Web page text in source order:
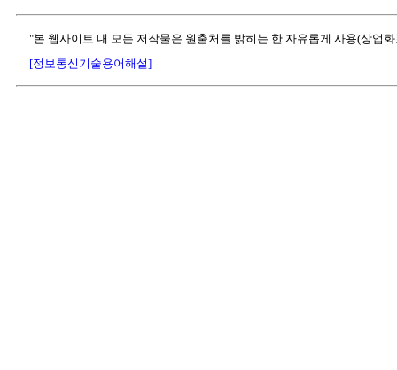
"본 웹사이트 내 모든 저작물은 원출처를 밝히는 한 자유롭게 사용(상업
[정보통신기술용어해설]